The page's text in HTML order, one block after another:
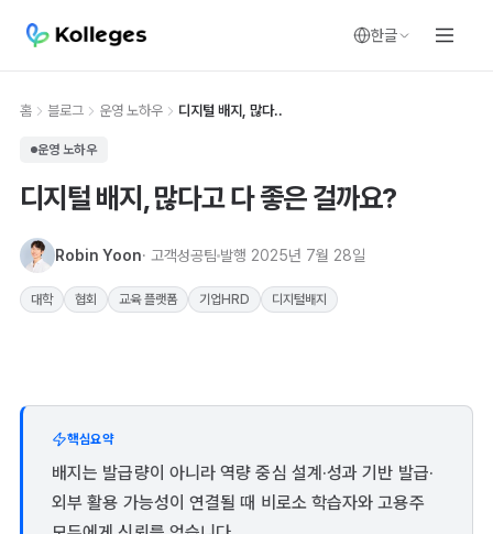
한글
홈 블로그 운영 노하우 디지털 배지, 많다..
운영 노하우
디지털 배지, 많다고 다 좋은 걸까요?
Robin Yoon· 고객성공팀 발행 2025년 7월 28일
대학 협회 교육 플랫폼 기업HRD 디지털배지
핵심요약
배지는 발급량이 아니라 역량 중심 설계·성과 기반 발급·
외부 활용 가능성이 연결될 때 비로소 학습자와 고용주